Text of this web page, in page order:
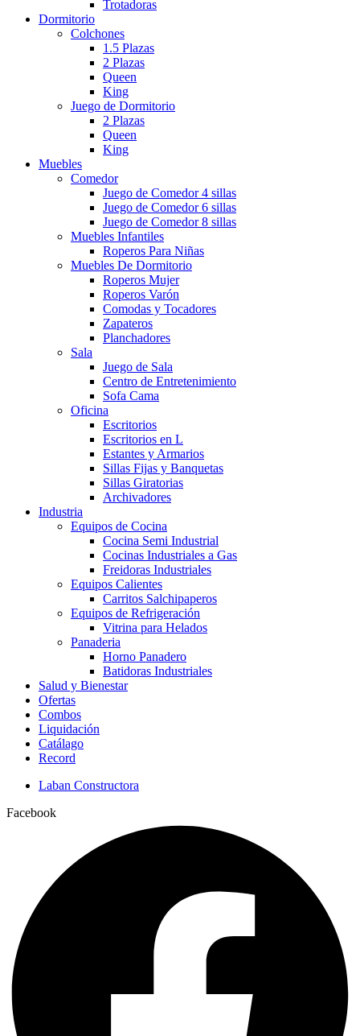
Trotadoras
Dormitorio
Colchones
1.5 Plazas
2 Plazas
Queen
King
Juego de Dormitorio
2 Plazas
Queen
King
Muebles
Comedor
Juego de Comedor 4 sillas
Juego de Comedor 6 sillas
Juego de Comedor 8 sillas
Muebles Infantiles
Roperos Para Niñas
Muebles De Dormitorio
Roperos Mujer
Roperos Varón
Comodas y Tocadores
Zapateros
Planchadores
Sala
Juego de Sala
Centro de Entretenimiento
Sofa Cama
Oficina
Escritorios
Escritorios en L
Estantes y Armarios
Sillas Fijas y Banquetas
Sillas Giratorias
Archivadores
Industria
Equipos de Cocina
Cocina Semi Industrial
Cocinas Industriales a Gas
Freidoras Industriales
Equipos Calientes
Carritos Salchipaperos
Equipos de Refrigeración
Vitrina para Helados
Panaderia
Horno Panadero
Batidoras Industriales
Salud y Bienestar
Ofertas
Combos
Liquidación
Catálago
Record
Laban Constructora
Facebook